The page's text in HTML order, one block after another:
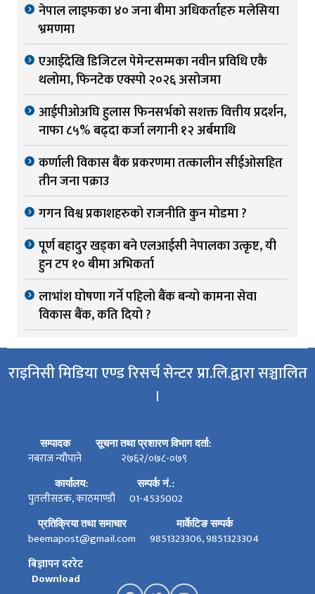
नेपाल लाइफका ४० जना बीमा अधिकर्ताहरु मलेसिया
भ्रमणमा
एआईदेखि डिजिटल पेमेन्टसम्मका नवीन प्रविधि एकै
थलोमा, फिनटेक एक्स्पो २०२६ असोजमा
आईपीओअघि हुलास फिनसर्भको सशक्त वित्तीय प्रदर्शन,
नाफा ८५% बढ्दा कर्जा लगानी १२ अर्बमाथि
कर्णाली विकास बैंक प्रकरणमा तत्कालीन सीईओसहित
तीन जना पक्राउ
गगन विश्व प्रकाशहरुको राजनीति कुन मोडमा ?
पूर्ण बहादुर खड्का बने एलआईसी नेपालका उत्कृष्ट, यी
हुन टप १० बीमा अभिकर्ता
लाभांश घोषणा गर्ने पहिलो बैंक बन्यो कामना सेवा
विकास बैंक, कति दियो ?
राइनिसी मिडिया एण्ड रिसर्च सेन्टर प्रा.लि.द्वारा सञ्चालित
।
सम्पादक
नबराज न्यौपाने
सूचना तथा प्रशारण विभाग दर्ता:
२७६२/०७८-०७९
कार्यालय:
पुतलीसडक, काठमाण्डौ
सम्पर्क नं.:
01-4535002
प्रतिक्रिया तथा समाचार
beemapost@gmail.com
मार्केटिङ सम्पर्क
9851323306, 9851323304
बिज्ञापन दररेट
Download